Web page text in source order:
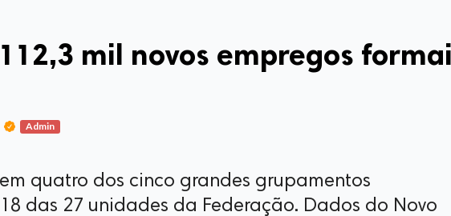
mil novos empregos
Admin
quatro dos cinco grandes grupamentos
das 27 unidades da Federação. Dados do Novo